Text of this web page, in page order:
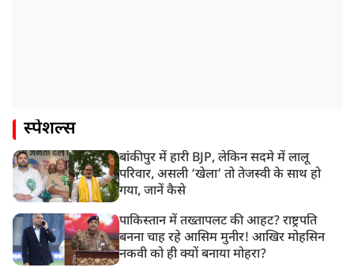
स्पेशल्स
बांकीपुर में हारी BJP, लेकिन सदमे में लालू
परिवार, असली ‘खेला’ तो तेजस्वी के साथ हो
गया, जानें कैसे
पाकिस्तान में तख्तापलट की आहट? राष्ट्रपति
बनना चाह रहे आसिम मुनीर! आखिर मोहसिन
नकवी को ही क्यों बनाया मोहरा?